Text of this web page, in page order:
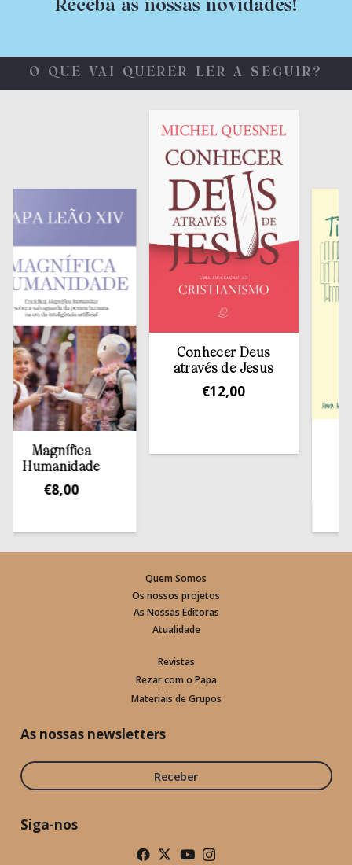
Receba as nossas novidades!
O QUE VAI QUERER LER A SEGUIR?
Magnífica
Humanidade
8,00
Conhecer Deus
através de Jesus
12,00
Quem Somos
Os nossos projetos
As Nossas Editoras
Atualidade
Revistas
Rezar com o Papa
Materiais de Grupos
As nossas newsletters
Receber
Siga-nos